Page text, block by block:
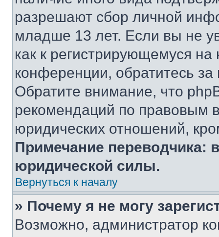
разрешают сбор личной
младше 13 лет. Если вы не
как к регистрирующемуся
конференции, обратитесь
Обратите внимание, что
рекомендаций по правовым
юридических отношений,
Примечание переводчика:
юридической силы.
Вернуться к началу
» Почему я не могу
Возможно, администратор